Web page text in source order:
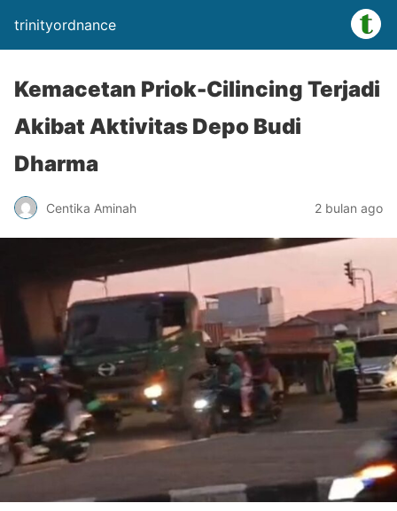
trinityordnance
Kemacetan Priok-Cilincing Terjadi
Akibat Aktivitas Depo Budi
Dharma
Centika Aminah 2 bulan ago